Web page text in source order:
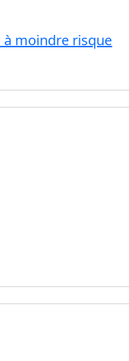
à moindre risque